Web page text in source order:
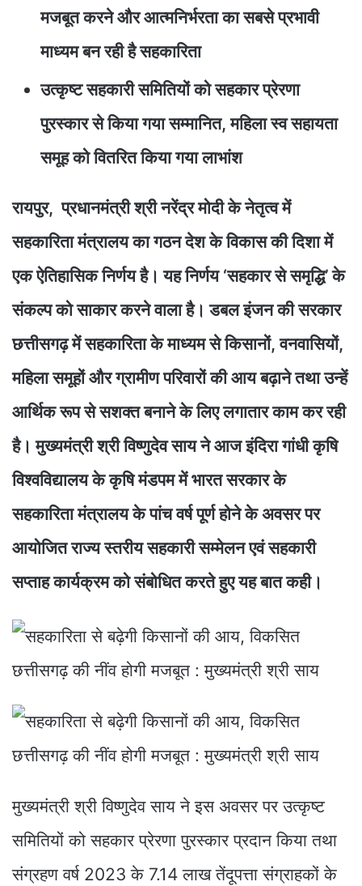
मजबूत करने और आत्मनिर्भरता का सबसे प्रभावी
माध्यम बन रही है सहकारिता
उत्कृष्ट सहकारी समितियों को सहकार प्रेरणा
पुरस्कार से किया गया सम्मानित, महिला स्व सहायता
समूह को वितरित किया गया लाभांश
रायपुर, प्रधानमंत्री श्री नरेंद्र मोदी के नेतृत्व में
सहकारिता मंत्रालय का गठन देश के विकास की दिशा में
एक ऐतिहासिक निर्णय है। यह निर्णय ‘सहकार से समृद्धि’ के
संकल्प को साकार करने वाला है। डबल इंजन की सरकार
छत्तीसगढ़ में सहकारिता के माध्यम से किसानों, वनवासियों,
महिला समूहों और ग्रामीण परिवारों की आय बढ़ाने तथा उन्हें
आर्थिक रूप से सशक्त बनाने के लिए लगातार काम कर रही
है। मुख्यमंत्री श्री विष्णुदेव साय ने आज इंदिरा गांधी कृषि
विश्वविद्यालय के कृषि मंडपम में भारत सरकार के
सहकारिता मंत्रालय के पांच वर्ष पूर्ण होने के अवसर पर
आयोजित राज्य स्तरीय सहकारी सम्मेलन एवं सहकारी
सप्ताह कार्यक्रम को संबोधित करते हुए यह बात कही।
मुख्यमंत्री श्री विष्णुदेव साय ने इस अवसर पर उत्कृष्ट
समितियों को सहकार प्रेरणा पुरस्कार प्रदान किया तथा
संग्रहण वर्ष 2023 के 7.14 लाख तेंदूपत्ता संग्राहकों के